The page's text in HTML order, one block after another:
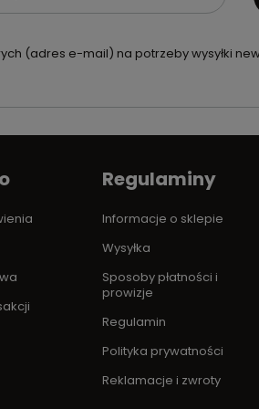
(adres e-mail) na potrzeby wysyłki
Regulaminy
Informacje o sklepie
Wysyłka
Sposoby płatności i
prowizje
Regulamin
Polityka prywatności
Reklamacje i zwroty